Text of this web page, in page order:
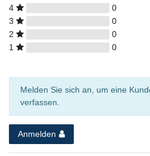
4
0
3
0
2
0
1
0
Melden Sie sich an, um eine
verfassen.
Anmelden